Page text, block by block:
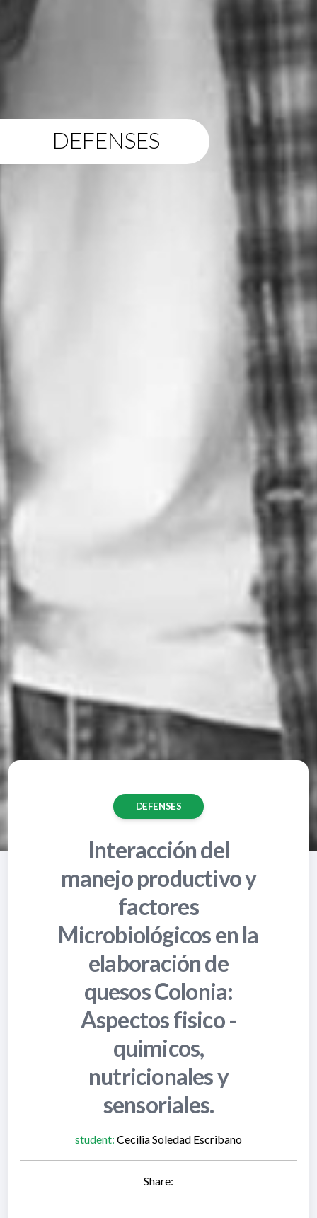
DEFENSES
DEFENSES
Interacción del
manejo productivo y
factores
Microbiológicos en la
elaboración de
quesos Colonia:
Aspectos fisico -
quimicos,
nutricionales y
sensoriales.
student: Cecilia Soledad Escribano
Share: